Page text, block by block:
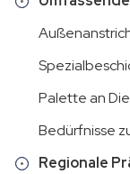
Palette an
Bedürfnisse
Regionale